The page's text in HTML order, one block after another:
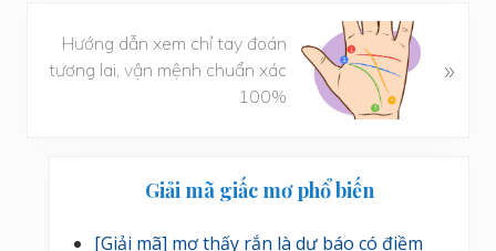
à
Hướng dẫn xem chỉ tay đoán
tương lai, vận mệnh chuẩn xác
100%
»
SidebarGiải mã giấc mơ phổ biến
[Giải mã] mơ thấy rắn là dự báo có điềm